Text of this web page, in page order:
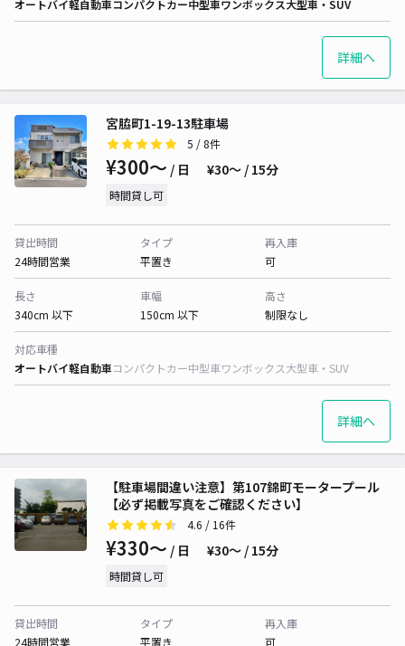
オートバイ軽自動車コンパクトカー中型車ワンボックス大型車・SUV
詳細へ
宮脇町1-19-13駐車場
5 / 8件
¥300〜 / 日 ¥30〜 / 15分
時間貸し可
貸出時間
24時間営業
タイプ
平置き
再入庫
可
長さ
340cm 以下
車幅
150cm 以下
高さ
制限なし
対応車種
オートバイ軽自動車コンパクトカー中型車ワンボックス大型車・SUV
詳細へ
【駐車場間違い注意】第107錦町モータープール
【必ず掲載写真をご確認ください】
4.6 / 16件
¥330〜 / 日 ¥30〜 / 15分
時間貸し可
貸出時間
24時間営業
タイプ
平置き
再入庫
可